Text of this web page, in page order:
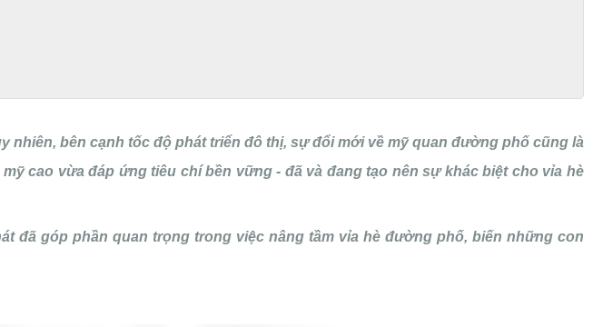
nhiên, bên cạnh tốc độ phát triển đô thị, sự đổi mới về mỹ quan đường phố cũng là
cao vừa đáp ứng tiêu chí bền vững - đã và đang tạo nên sự khác biệt cho vỉa hè
đã góp phần quan trọng trong việc nâng tầm vỉa hè đường phố, biến những con